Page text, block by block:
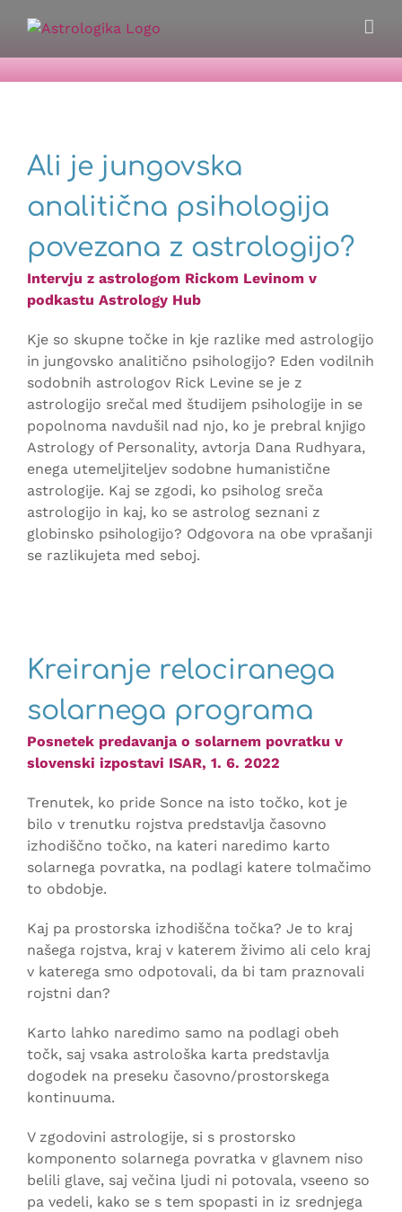
Ali je jungovska
analitična psihologija
povezana z astrologijo?
Intervju z astrologom Rickom Levinom v
podkastu Astrology Hub
Kje so skupne točke in kje razlike med astrologijo
in jungovsko analitično psihologijo? Eden vodilnih
sodobnih astrologov Rick Levine se je z
astrologijo srečal med študijem psihologije in se
popolnoma navdušil nad njo, ko je prebral knjigo
Astrology of Personality, avtorja Dana Rudhyara,
enega utemeljiteljev sodobne humanistične
astrologije. Kaj se zgodi, ko psiholog sreča
astrologijo in kaj, ko se astrolog seznani z
globinsko psihologijo? Odgovora na obe vprašanji
se razlikujeta med seboj.
Kreiranje relociranega
solarnega programa
Posnetek predavanja o solarnem povratku v
slovenski izpostavi ISAR, 1. 6. 2022
Trenutek, ko pride Sonce na isto točko, kot je
bilo v trenutku rojstva predstavlja časovno
izhodiščno točko, na kateri naredimo karto
solarnega povratka, na podlagi katere tolmačimo
to obdobje.
Kaj pa prostorska izhodiščna točka? Je to kraj
našega rojstva, kraj v katerem živimo ali celo kraj
v katerega smo odpotovali, da bi tam praznovali
rojstni dan?
Karto lahko naredimo samo na podlagi obeh
točk, saj vsaka astrološka karta predstavlja
dogodek na preseku časovno/prostorskega
kontinuuma.
V zgodovini astrologije, si s prostorsko
komponento solarnega povratka v glavnem niso
belili glave, saj večina ljudi ni potovala, vseeno so
pa vedeli, kako se s tem spopasti in iz srednjega